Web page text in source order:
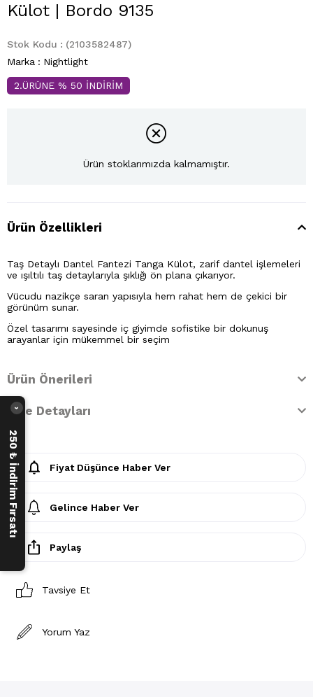
Külot | Bordo 9135
Stok Kodu
(2103582487)
Marka : Nightlight
2.ÜRÜNE % 50 İNDİRİM
Ürün stoklarımızda kalmamıştır.
Ürün Özellikleri
Taş Detaylı Dantel Fantezi Tanga Külot, zarif dantel işlemeleri
ve ışıltılı taş detaylarıyla şıklığı ön plana çıkarıyor.
Vücudu nazikçe saran yapısıyla hem rahat hem de çekici bir
görünüm sunar.
Özel tasarımı sayesinde iç giyimde sofistike bir dokunuş
arayanlar için mükemmel bir seçim
Ürün Önerileri
İade Detayları
Fiyat Düşünce Haber Ver
Gelince Haber Ver
Paylaş
Tavsiye Et
Yorum Yaz
250 ₺ İndirim Fırsatı
›